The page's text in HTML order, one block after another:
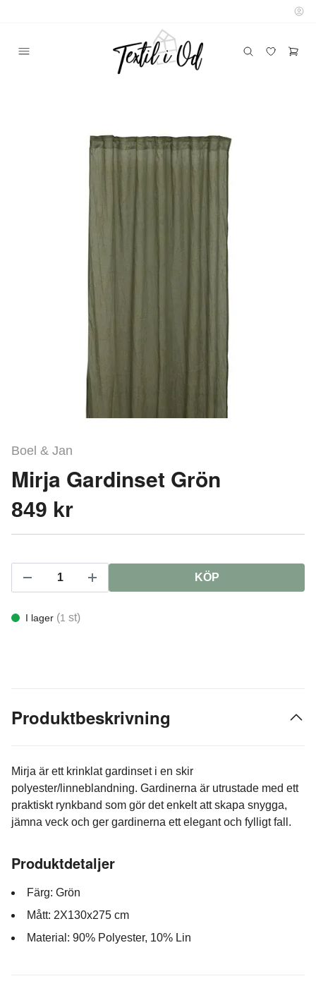
Boel & Jan
Mirja Gardinset Grön
849 kr
KÖP
I lager (1 st)
Produktbeskrivning
Mirja är ett krinklat gardinset i en skir
polyester/linneblandning. Gardinerna är utrustade med ett
praktiskt rynkband som gör det enkelt att skapa snygga,
jämna veck och ger gardinerna ett elegant och fylligt fall.
Produktdetaljer
Färg: Grön
Mått: 2X130x275 cm
Material: 90% Polyester, 10% Lin